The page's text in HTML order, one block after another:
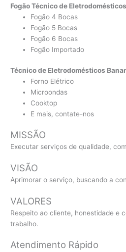
Fogão Técnico de
Fogão 4 Bocas
Fogão 5 Bocas
Fogão 6 Bocas
Fogão Importado
Técnico de Eletrodomésticos
Forno Elétrico
Microondas
Cooktop
E mais, contate-nos
MISSÃO
Executar serviços de qualidade,
VISÃO
Aprimorar o serviço, buscando a
VALORES
Respeito ao cliente, honestidade e
trabalho.
Atendimento Rápido